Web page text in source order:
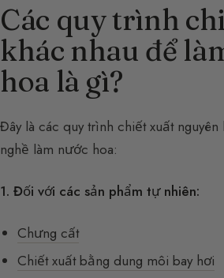
Các quy trình
khác nhau để
hoa là gì?
Đây là các quy trình chiết xuất
nghề làm nước hoa:
1. Đối với các sản phẩm tự nhiên:
Chưng cất
Chiết xuất bằng dung môi bay hơi